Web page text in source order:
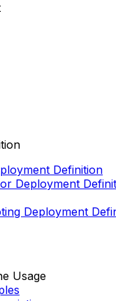
Definition
Deployment
Deployment
Usage